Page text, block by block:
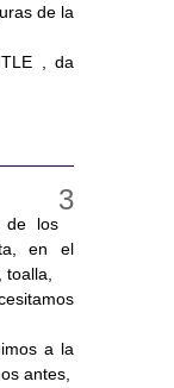
de la
, da
de los
en el
toalla,
a la
antes,